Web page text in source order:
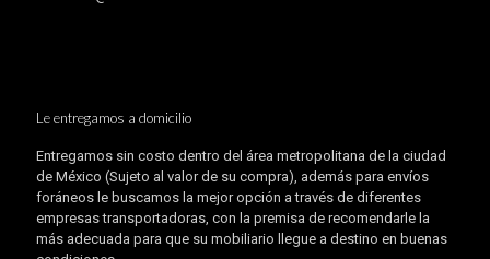
Le entregamos a domicilio
Entregamos sin costo dentro del área metropolitana de la ciudad
de México (Sujeto al valor de su compra), además para envíos
foráneos le buscamos la mejor opción a través de diferentes
empresas transportadoras, con la premisa de recomendarle la
más adecuada para que su mobiliario llegue a destino en buenas